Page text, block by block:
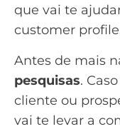
que vai te
customer
Antes de mais
pesquisas.
cliente ou
vai te levar a